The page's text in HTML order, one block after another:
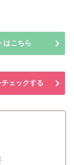
はこちら
ェックする